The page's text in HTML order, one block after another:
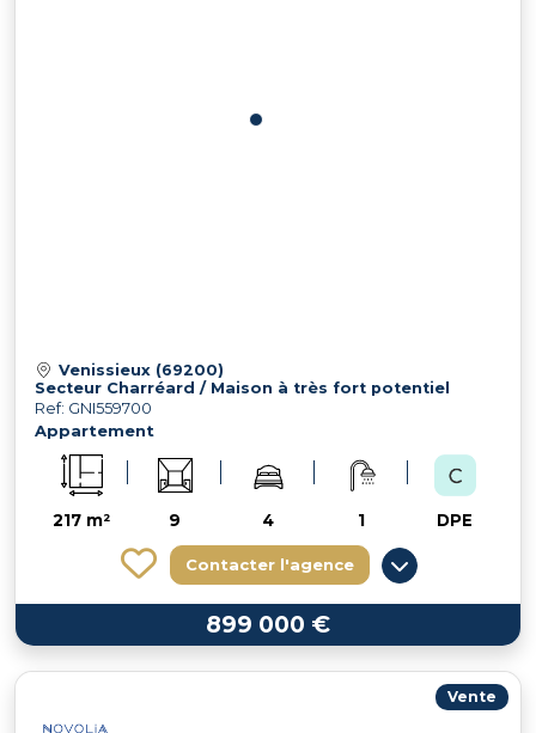
Venissieux (69200)
Secteur Charréard / Maison à très fort potentiel
Ref: GNI559700
Appartement
217 m² 9 4 1 DPE
Contacter l'agence
899 000 €
Vente